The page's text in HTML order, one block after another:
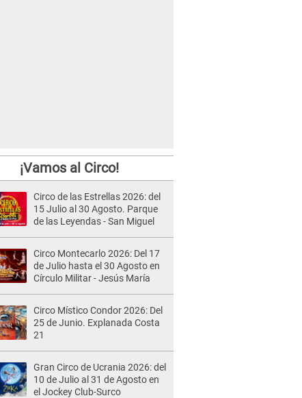
¡Vamos al Circo!
Circo de las Estrellas 2026: del
15 Julio al 30 Agosto. Parque
de las Leyendas - San Miguel
Circo Montecarlo 2026: Del 17
de Julio hasta el 30 Agosto en
Círculo Militar - Jesús María
Circo Místico Condor 2026: Del
25 de Junio. Explanada Costa
21
Gran Circo de Ucrania 2026: del
10 de Julio al 31 de Agosto en
el Jockey Club-Surco